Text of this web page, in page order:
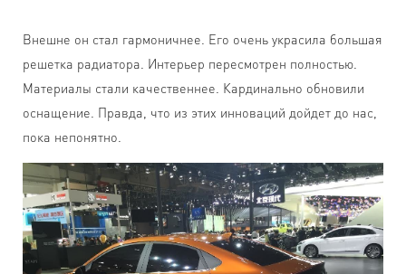
Внешне он стал гармоничнее. Его очень украсила большая
решетка радиатора. Интерьер пересмотрен полностью.
Материалы стали качественнее. Кардинально обновили
оснащение. Правда, что из этих инноваций дойдет до нас,
пока непонятно.